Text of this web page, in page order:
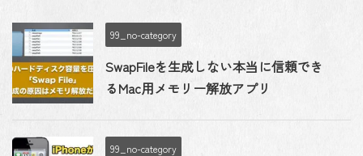
99_no-category
SwapFileを生成しない本当に信頼でき
るMac用メモリー解放アプリ
99_no-category